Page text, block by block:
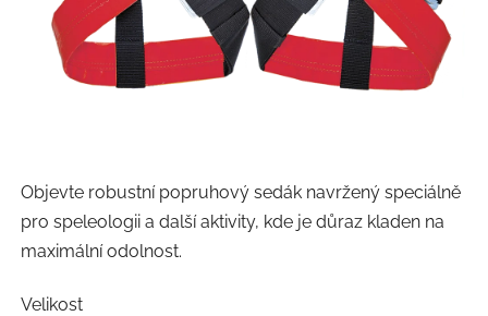
Objevte robustní popruhový sedák navržený speciálně
pro speleologii a další aktivity, kde je důraz kladen na
maximální odolnost.
Velikost